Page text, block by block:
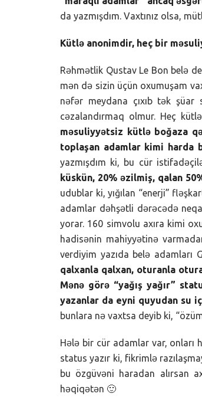
da yazmışdım. Vaxtınız olsa,
Kütlə anonimdir, heç bir
Rəhmətlik Qustav Le Bon belə
mən də sizin üçün oxumuşam
nəfər meydana çıxıb tək şüar
cəzalandırmaq olmur. Heç
məsuliyyətsiz kütlə boğaza
toplaşan adamlar kimi harda
yazmışdım ki, bu cür
küskün, 20% əzilmiş, qalan
udublar ki, yığılan “enerji”
adamlar dəhşətli dərəcədə
yorar. 160 simvolu axıra kimi
hadisənin mahiyyətinə
verdiyim yazıda belə adamları
qalxanla qalxan, oturanla
Mənə görə “yağış yağır”
yazanlar da eyni quyudan su
bunlara nə vaxtsa deyib ki,
Hələ bir cür adamlar var,
status yazır ki, fikrimlə
bu özgüvəni haradan alırsan
həqiqətən 🙂